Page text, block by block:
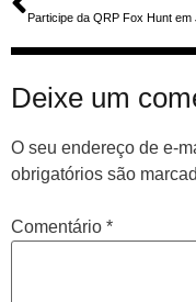
Deixe um
O seu endereço de e-
obrigatórios são
Comentário *